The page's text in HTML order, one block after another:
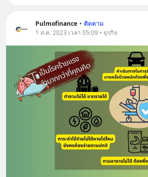
Pulmofinance • ติดตาม
1 ส.ค. 2023 เวลา 05:09 • ธุรกิจ